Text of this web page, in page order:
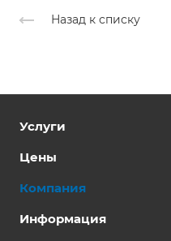
Назад к списку
Услуги
Цены
Компания
Информация